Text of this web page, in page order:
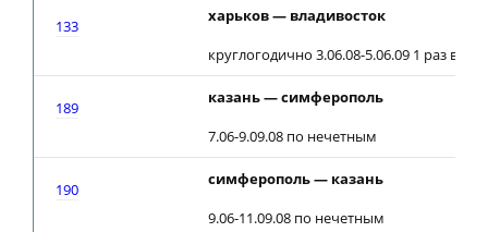
133
харьков — владивосток
круглогодично 3.06.08-5.06.09 1 раз в
189
казань — симферополь
7.06-9.09.08 по нечетным
190
симферополь — казань
9.06-11.09.08 по нечетным